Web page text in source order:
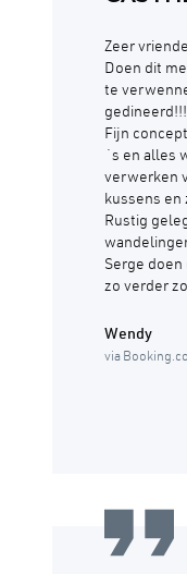
Zeer
Doen dit
te
Fijn
´s en alles
verwerken
kussens en
Rustig
Serge
zo verder
Wendy
via